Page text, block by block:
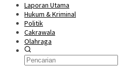
Laporan Utama
Hukum & Kriminal
Politik
Cakrawala
Olahraga